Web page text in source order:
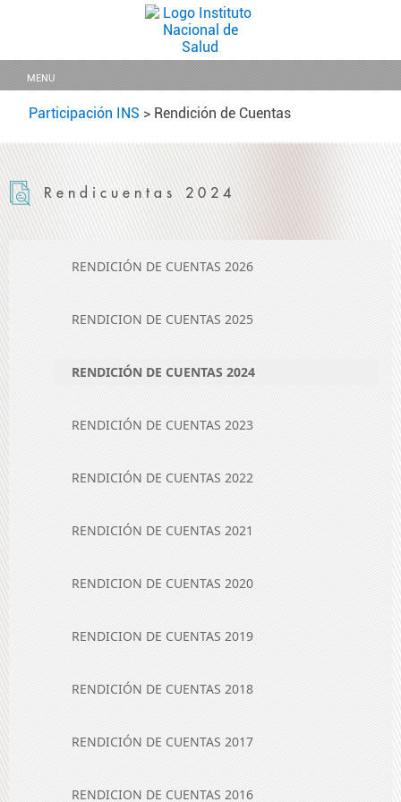
MENU
Participación INS > Rendición de Cuentas
Rendicuentas 2024
RENDICIÓN DE CUENTAS 2026
RENDICION DE CUENTAS 2025
RENDICIÓN DE CUENTAS 2024
RENDICIÓN DE CUENTAS 2023
RENDICIÓN DE CUENTAS 2022
RENDICIÓN DE CUENTAS 2021
RENDICION DE CUENTAS 2020
RENDICION DE CUENTAS 2019
RENDICIÓN DE CUENTAS 2018
RENDICIÓN DE CUENTAS 2017
RENDICION DE CUENTAS 2016